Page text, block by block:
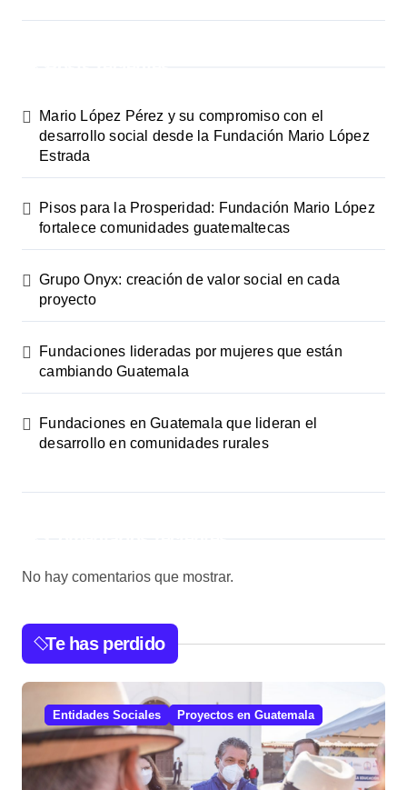
Mario López Pérez y su compromiso con el
desarrollo social desde la Fundación Mario López
Estrada
Pisos para la Prosperidad: Fundación Mario López
fortalece comunidades guatemaltecas
Grupo Onyx: creación de valor social en cada
proyecto
Fundaciones lideradas por mujeres que están
cambiando Guatemala
Fundaciones en Guatemala que lideran el
desarrollo en comunidades rurales
No hay comentarios que mostrar.
Te has perdido
Entidades Sociales Proyectos en Guatemala